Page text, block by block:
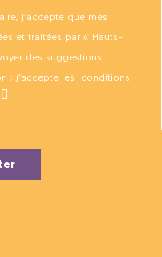
j’accepte que mes
et traitées par « Hauts-
des suggestions
; j’accepte les conditions
.